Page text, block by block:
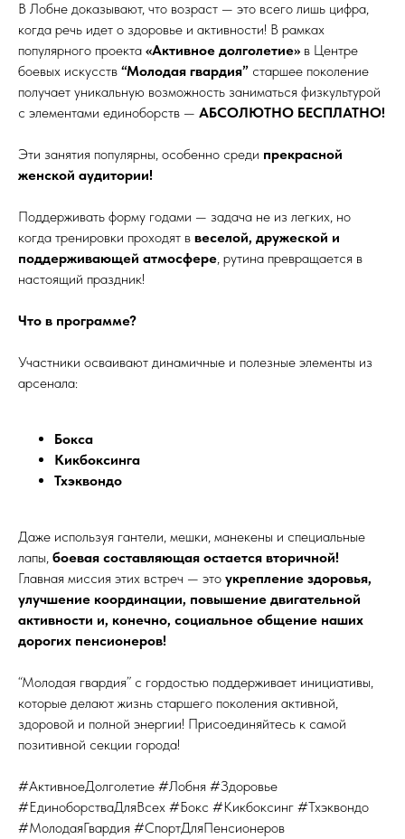
В Лобне доказывают, что возраст — это всего лишь цифра,
когда речь идет о здоровье и активности! В рамках
популярного проекта «Активное долголетие» в Центре
боевых искусств “Молодая гвардия” старшее поколение
получает уникальную возможность заниматься физкультурой
с элементами единоборств — АБСОЛЮТНО БЕСПЛАТНО!
Эти занятия популярны, особенно среди прекрасной
женской аудитории!
Поддерживать форму годами — задача не из легких, но
когда тренировки проходят в веселой, дружеской и
поддерживающей атмосфере, рутина превращается в
настоящий праздник!
Что в программе?
Участники осваивают динамичные и полезные элементы из
арсенала:
Бокса
Кикбоксинга
Тхэквондо
Даже используя гантели, мешки, манекены и специальные
лапы, боевая составляющая остается вторичной!
Главная миссия этих встреч — это укрепление здоровья,
улучшение координации, повышение двигательной
активности и, конечно, социальное общение наших
дорогих пенсионеров!
“Молодая гвардия” с гордостью поддерживает инициативы,
которые делают жизнь старшего поколения активной,
здоровой и полной энергии! Присоединяйтесь к самой
позитивной секции города!
#АктивноеДолголетие #Лобня #Здоровье
#ЕдиноборстваДляВсех #Бокс #Кикбоксинг #Тхэквондо
#МолодаяГвардия #СпортДляПенсионеров